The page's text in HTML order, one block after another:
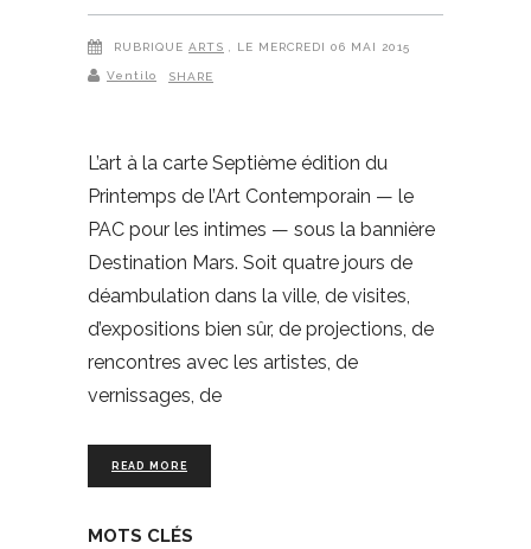
RUBRIQUE ARTS , LE MERCREDI 06 MAI 2015
Ventilo SHARE
L’art à la carte Septième édition du
Printemps de l’Art Contemporain — le
PAC pour les intimes — sous la bannière
Destination Mars. Soit quatre jours de
déambulation dans la ville, de visites,
d’expositions bien sûr, de projections, de
rencontres avec les artistes, de
vernissages, de
READ MORE
MOTS CLÉS